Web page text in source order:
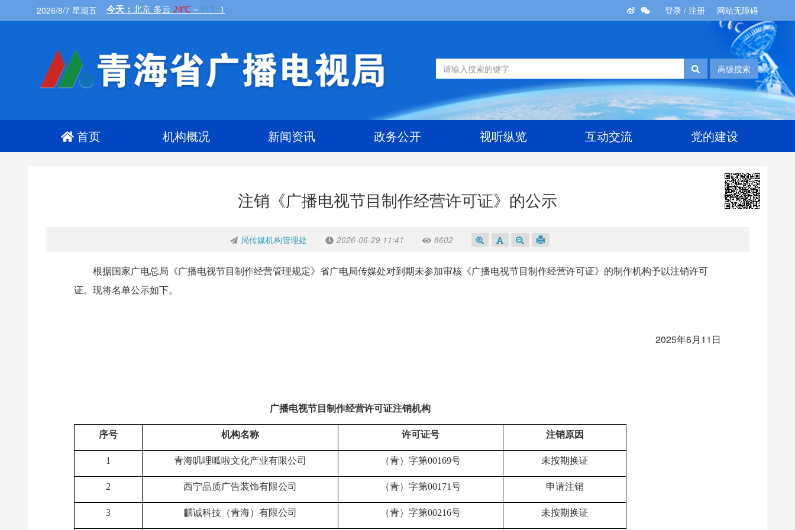
2026/8/7 星期五 登录 / 注册 网站无障碍
高级搜索
首页 机构概况 新闻资讯 政务公开 视听纵览 互动交流 党的建设
注销《广播电视节目制作经营许可证》的公示
局传媒机构管理处 2026-06-29 11:41 8602
根据国家广电总局《广播电视节目制作经营管理规定》省广电局传媒处对到期未参加审核《广播电视节目制作经营许可证》的制作机构予以注销许可
证。现将名单公示如下。
2025年6月11日
广播电视节目制作经营许可证注销机构
序号 机构名称 许可证号 注销原因
1 青海叽哩呱啦文化产业有限公司 （青）字第00169号 未按期换证
2 西宁品质广告装饰有限公司 （青）字第00171号 申请注销
3 麒诚科技（青海）有限公司 （青）字第00216号 未按期换证